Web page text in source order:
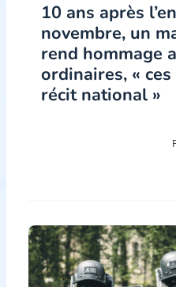
10 ans après
novembre, un
rend hommage
ordinaires, «
récit national »